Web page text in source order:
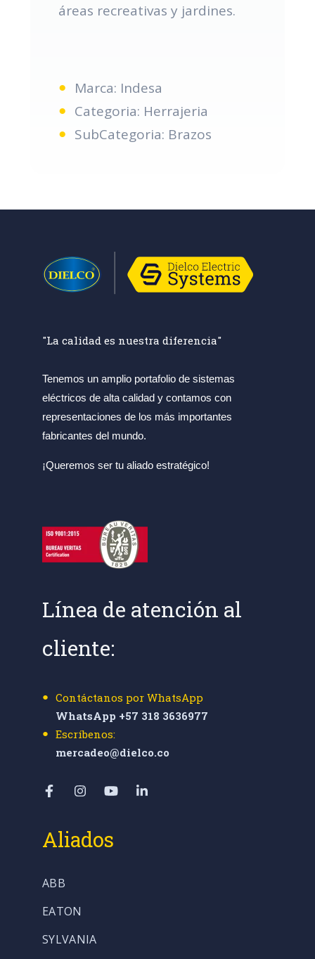
áreas recreativas y jardines.
Marca: Indesa
Categoria: Herrajeria
SubCategoria: Brazos
"La calidad es nuestra diferencia"
Tenemos un amplio portafolio de sistemas
eléctricos de alta calidad y contamos con
representaciones de los más importantes
fabricantes del mundo.
¡Queremos ser tu aliado estratégico!
Línea de atención al
cliente:
Contáctanos por WhatsApp
WhatsApp +57 318 3636977
Escríbenos:
mercadeo@dielco.co
Aliados
ABB
EATON
SYLVANIA